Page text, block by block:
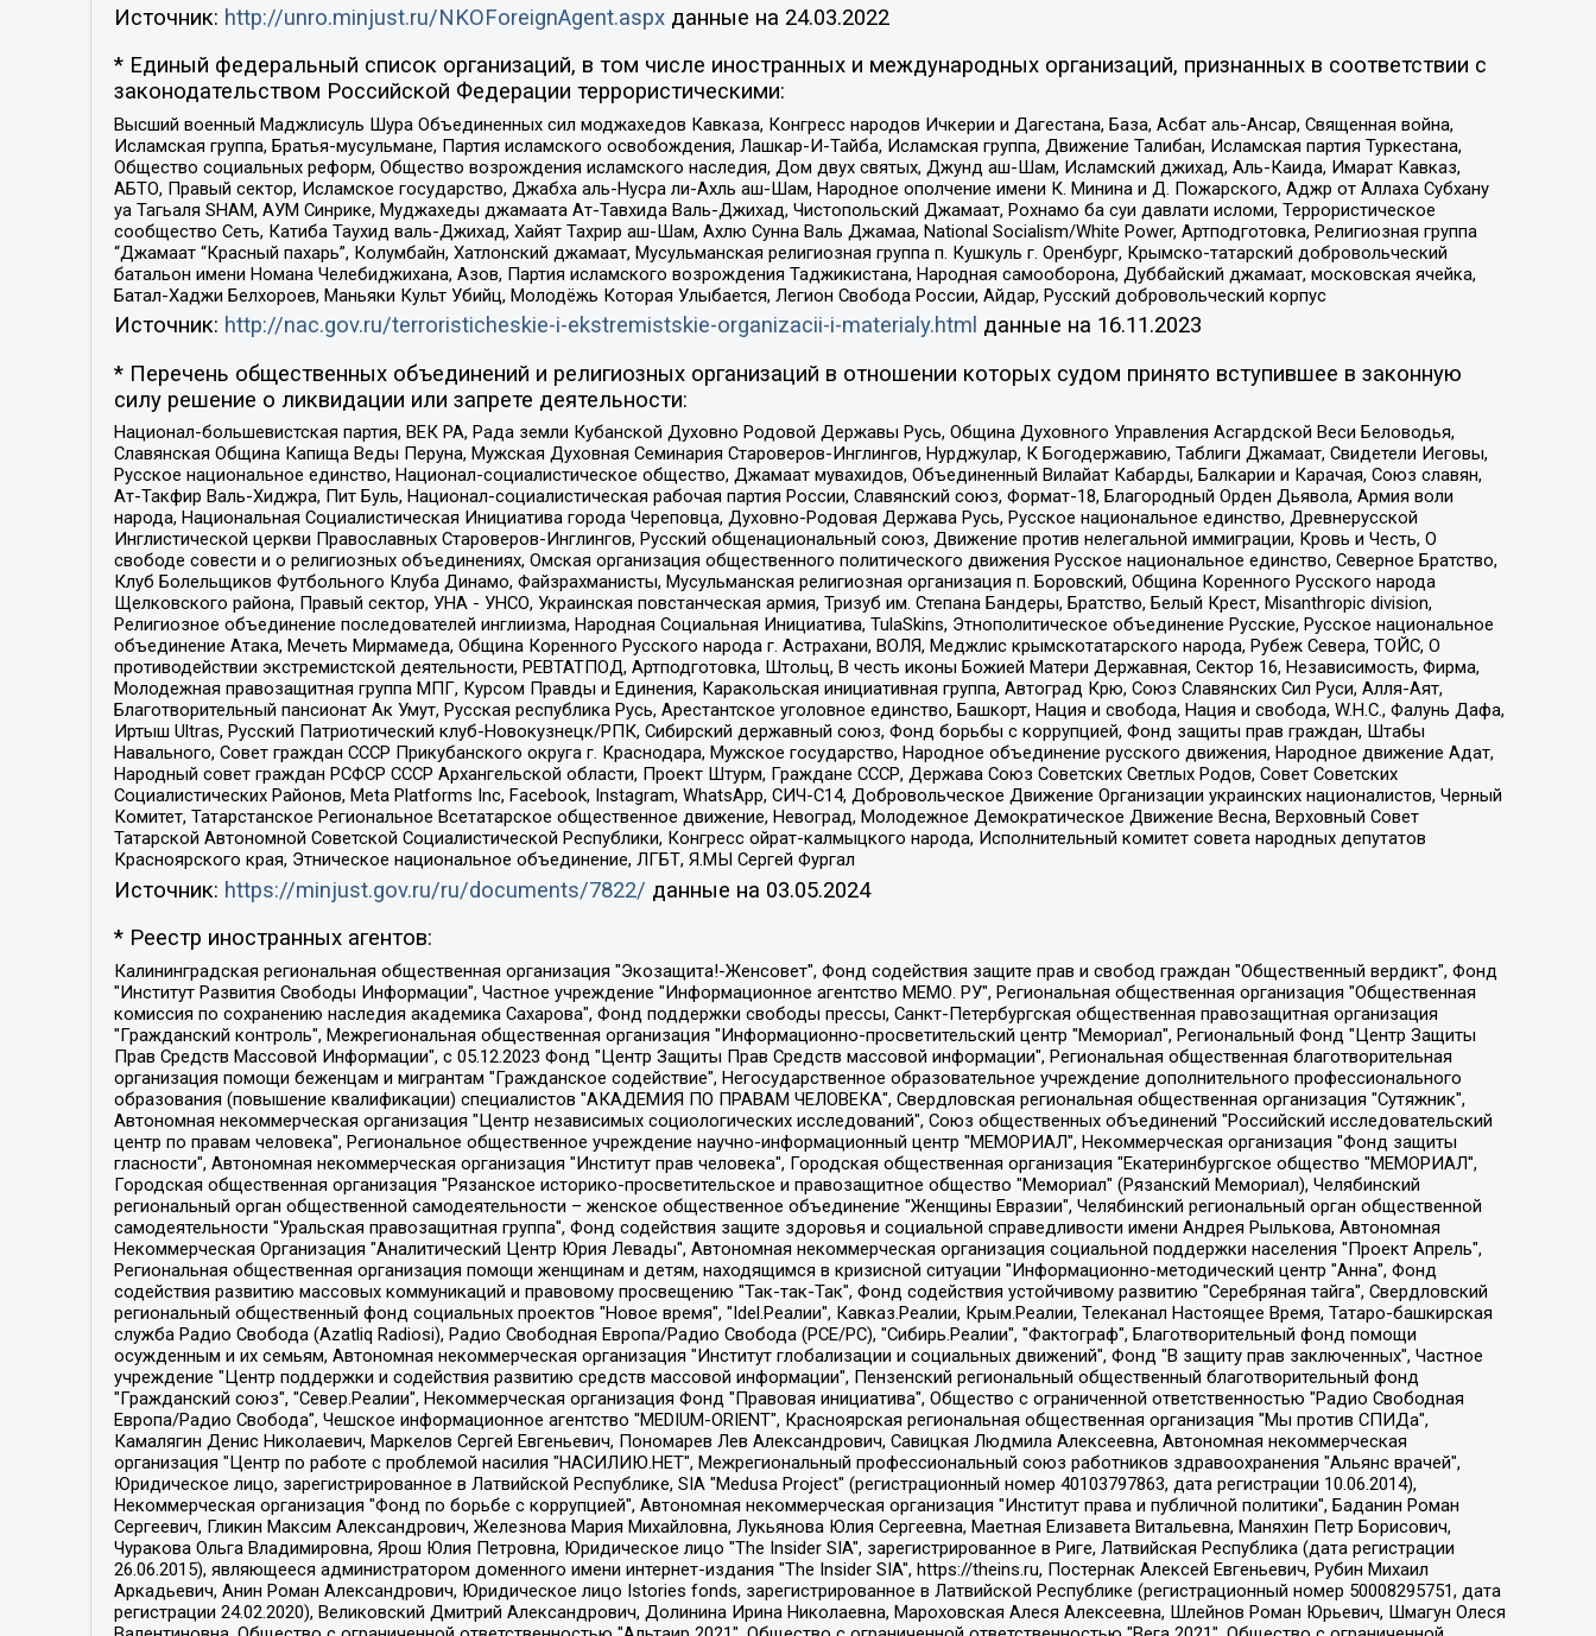
Источник: http://unro.minjust.ru/NKOForeignAgent.aspxданные на 24.03.2022
* Единый федеральный список организаций, в том числе иностранных и международных организаций, признанных в соответствии с
законодательством Российской Федерации террористическими:
Высший военный Маджлисуль Шура Объединенных сил моджахедов Кавказа, Конгресс народов Ичкерии и Дагестана, База, Асбат аль-Ансар, Священная война,
Исламская группа, Братья-мусульмане, Партия исламского освобождения, Лашкар-И-Тайба, Исламская группа, Движение Талибан, Исламская партия Туркестана,
Общество социальных реформ, Общество возрождения исламского наследия, Дом двух святых, Джунд аш-Шам, Исламский джихад, Аль-Каида, Имарат Кавказ,
АБТО, Правый сектор, Исламское государство, Джабха аль-Нусра ли-Ахль аш-Шам, Народное ополчение имени К. Минина и Д. Пожарского, Аджр от Аллаха Субхану
уа Тагьаля SHAM, АУМ Синрике, Муджахеды джамаата Ат-Тавхида Валь-Джихад, Чистопольский Джамаат, Рохнамо ба суи давлати исломи, Террористическое
сообщество Сеть, Катиба Таухид валь-Джихад, Хайят Тахрир аш-Шам, Ахлю Сунна Валь Джамаа, National Socialism/White Power, Артподготовка, Религиозная группа
“Джамаат “Красный пахарь”, Колумбайн, Хатлонский джамаат, Мусульманская религиозная группа п. Кушкуль г. Оренбург, Крымско-татарский добровольческий
батальон имени Номана Челебиджихана, Азов, Партия исламского возрождения Таджикистана, Народная самооборона, Дуббайский джамаат, московская ячейка,
Батал-Хаджи Белхороев, Маньяки Культ Убийц, Молодёжь Которая Улыбается, Легион Свобода России, Айдар, Русский добровольческий корпус
Источник: http://nac.gov.ru/terroristicheskie-i-ekstremistskie-organizacii-i-materialy.html данные на 16.11.2023
* Перечень общественных объединений и религиозных организаций в отношении которых судом принято вступившее в законную
силу решение о ликвидации или запрете деятельности:
Национал-большевистская партия, ВЕК РА, Рада земли Кубанской Духовно Родовой Державы Русь, Община Духовного Управления Асгардской Веси Беловодья,
Славянская Община Капища Веды Перуна, Мужская Духовная Семинария Староверов-Инглингов, Нурджулар, К Богодержавию, Таблиги Джамаат, Свидетели Иеговы,
Русское национальное единство, Национал-социалистическое общество, Джамаат мувахидов, Объединенный Вилайат Кабарды, Балкарии и Карачая, Союз славян,
Ат-Такфир Валь-Хиджра, Пит Буль, Национал-социалистическая рабочая партия России, Славянский союз, Формат-18, Благородный Орден Дьявола, Армия воли
народа, Национальная Социалистическая Инициатива города Череповца, Духовно-Родовая Держава Русь, Русское национальное единство, Древнерусской
Инглистической церкви Православных Староверов-Инглингов, Русский общенациональный союз, Движение против нелегальной иммиграции, Кровь и Честь, О
свободе совести и о религиозных объединениях, Омская организация общественного политического движения Русское национальное единство, Северное Братство,
Клуб Болельщиков Футбольного Клуба Динамо, Файзрахманисты, Мусульманская религиозная организация п. Боровский, Община Коренного Русского народа
Щелковского района, Правый сектор, УНА - УНСО, Украинская повстанческая армия, Тризуб им. Степана Бандеры, Братство, Белый Крест, Misanthropic division,
Религиозное объединение последователей инглиизма, Народная Социальная Инициатива, TulaSkins, Этнополитическое объединение Русские, Русское национальное
объединение Атака, Мечеть Мирмамеда, Община Коренного Русского народа г. Астрахани, ВОЛЯ, Меджлис крымскотатарского народа, Рубеж Севера, ТОЙС, О
противодействии экстремистской деятельности, РЕВТАТПОД, Артподготовка, Штольц, В честь иконы Божией Матери Державная, Сектор 16, Независимость, Фирма,
Молодежная правозащитная группа МПГ, Курсом Правды и Единения, Каракольская инициативная группа, Автоград Крю, Союз Славянских Сил Руси, Алля-Аят,
Благотворительный пансионат Ак Умут, Русская республика Русь, Арестантское уголовное единство, Башкорт, Нация и свобода, Нация и свобода, W.H.С., Фалунь Дафа,
Иртыш Ultras, Русский Патриотический клуб-Новокузнецк/РПК, Сибирский державный союз, Фонд борьбы с коррупцией, Фонд защиты прав граждан, Штабы
Навального, Совет граждан СССР Прикубанского округа г. Краснодара, Мужское государство, Народное объединение русского движения, Народное движение Адат,
Народный совет граждан РСФСР СССР Архангельской области, Проект Штурм, Граждане СССР, Держава Союз Советских Светлых Родов, Совет Советских
Социалистических Районов, Meta Platforms Inc, Facebook, Instagram, WhatsApp, СИЧ-С14, Добровольческое Движение Организации украинских националистов, Черный
Комитет, Татарстанское Региональное Всетатарское общественное движение, Невоград, Молодежное Демократическое Движение Весна, Верховный Совет
Татарской Автономной Советской Социалистической Республики, Конгресс ойрат-калмыцкого народа, Исполнительный комитет совета народных депутатов
Красноярского края, Этническое национальное объединение, ЛГБТ, Я.МЫ Сергей Фургал
Источник: https://minjust.gov.ru/ru/documents/7822/ данные на 03.05.2024
* Реестр иностранных агентов:
Калининградская региональная общественная организация "Экозащита!-Женсовет", Фонд содействия защите прав и свобод граждан "Общественный вердикт", Фонд "Институт Развития Свободы Информации", Частное учреждение "Информационное агентство МЕМО. РУ", Региональная общественная организация "Общественная комиссия по сохранению наследия академика Сахарова", Фонд поддержки свободы прессы, Санкт-Петербургская общественная правозащитная организация "Гражданский контроль", Межрегиональная общественная организация "Информационно-просветительский центр "Мемориал", Региональный Фонд "Центр Защиты Прав Средств Массовой Информации", с 05.12.2023 Фонд "Центр Защиты Прав Средств массовой информации", Региональная общественная благотворительная организация помощи беженцам и мигрантам "Гражданское содействие", Негосударственное образовательное учреждение дополнительного профессионального образования (повышение квалификации) специалистов "АКАДЕМИЯ ПО ПРАВАМ ЧЕЛОВЕКА", Свердловская региональная общественная организация "Сутяжник", Автономная некоммерческая организация "Центр независимых социологических исследований", Союз общественных объединений "Российский исследовательский центр по правам человека", Региональное общественное учреждение научно-информационный центр "МЕМОРИАЛ", Некоммерческая организация "Фонд защиты гласности", Автономная некоммерческая организация "Институт прав человека", Городская общественная организация "Екатеринбургское общество "МЕМОРИАЛ", Городская общественная организация "Рязанское историко-просветительское и правозащитное общество "Мемориал" (Рязанский Мемориал), Челябинский региональный орган общественной самодеятельности – женское общественное объединение "Женщины Евразии", Челябинский региональный орган общественной самодеятельности "Уральская правозащитная группа", Фонд содействия защите здоровья и социальной справедливости имени Андрея Рылькова, Автономная Некоммерческая Организация "Аналитический Центр Юрия Левады", Автономная некоммерческая организация социальной поддержки населения "Проект Апрель", Региональная общественная организация помощи женщинам и детям, находящимся в кризисной ситуации "Информационно-методический центр "Анна", Фонд содействия развитию массовых коммуникаций и правовому просвещению "Так-так-Так", Фонд содействия устойчивому развитию "Серебряная тайга", Свердловский региональный общественный фонд социальных проектов "Новое время", "Idel.Реалии", Кавказ.Реалии, Крым.Реалии, Телеканал Настоящее Время, Татаро-башкирская служба Радио Свобода (Azatliq Radiosi), Радио Свободная Европа/Радио Свобода (PCE/PC), "Сибирь.Реалии", "Фактограф", Благотворительный фонд помощи осужденным и их семьям, Автономная некоммерческая организация "Институт глобализации и социальных движений", Фонд "В защиту прав заключенных", Частное учреждение "Центр поддержки и содействия развитию средств массовой информации", Пензенский региональный общественный благотворительный фонд "Гражданский союз", "Север.Реалии", Некоммерческая организация Фонд "Правовая инициатива", Общество с ограниченной ответственностью "Радио Свободная Европа/Радио Свобода", Чешское информационное агентство "MEDIUM-ORIENT", Красноярская региональная общественная организация "Мы против СПИДа", Камалягин Денис Николаевич, Маркелов Сергей Евгеньевич, Пономарев Лев Александрович, Савицкая Людмила Алексеевна, Автономная некоммерческая организация "Центр по работе с проблемой насилия "НАСИЛИЮ.НЕТ", Межрегиональный профессиональный союз работников здравоохранения "Альянс врачей", Юридическое лицо, зарегистрированное в Латвийской Республике, SIA "Medusa Project" (регистрационный номер 40103797863, дата регистрации 10.06.2014), Некоммерческая организация "Фонд по борьбе с коррупцией", Автономная некоммерческая организация "Институт права и публичной политики", Баданин Роман Сергеевич, Гликин Максим Александрович, Железнова Мария Михайловна, Лукьянова Юлия Сергеевна, Маетная Елизавета Витальевна, Маняхин Петр Борисович, Чуракова Ольга Владимировна, Ярош Юлия Петровна, Юридическое лицо "The Insider SIA", зарегистрированное в Риге, Латвийская Республика (дата регистрации 26.06.2015), являющееся администратором доменного имени интернет-издания "The Insider SIA", https://theins.ru, Постернак Алексей Евгеньевич, Рубин Михаил Аркадьевич, Анин Роман Александрович, Юридическое лицо Istories fonds, зарегистрированное в Латвийской Республике (регистрационный номер 50008295751, дата регистрации 24.02.2020), Великовский Дмитрий Александрович, Долинина Ирина Николаевна, Мароховская Алеся Алексеевна, Шлейнов Роман Юрьевич, Шмагун Олеся Валентиновна, Общество с ограниченной ответственностью "Альтаир 2021", Общество с ограниченной ответственностью "Вега 2021", Общество с ограниченной ответственностью "Главный редактор 2021", Общество с ограниченной ответственностью "Ромашки монолит", Важенков Артем Валерьевич, Ивановская областная общественная организация "Центр гендерных исследований", Гурман Юрий Альбертович, Медиапроект "ОВД-Инфо", Егоров Владимир Владимирович, Жилинский Владимир Александрович, Общество с ограниченной ответственностью "ЗП", Иванова София Юрьевна, Карезина Инна Павловна, Кильтау Екатерина Викторовна, Петров Алексей Викторович, Пискунов Сергей Евгеньевич, Смирнов Сергей Сергеевич, Тихонов Михаил Сергеевич, Общество с ограниченной ответственностью "ЖУРНАЛИСТ-ИНОСТРАННЫЙ АГЕНТ", Арапова Галина Юрьевна, Вольтская Татьяна Анатольевна, Американская компания "Mason G.E.S. Anonymous Foundation" (США), являющаяся владельцем интернет-издания https://mnews.world/, Компания "Stichting Bellingcat", зарегистрированная в Нидерландах (дата регистрации 11.07.2018), Захаров Андрей Вячеславович, Клепиковская Екатерина Дмитриевна, Общество с ограниченной ответственностью "МЕМО", Перл Роман Александрович, Симонов Евгений Алексеевич, Соловьева Елена Анатольевна, Сотников Даниил Владимирович, Сурначева Елизавета Дмитриевна, Автономная некоммерческая организация по защите прав человека и информированию населения "Якутия – Наше Мнение", Общество с ограниченной ответственностью "Москоу диджитал медиа", с 26.01.2023 Общество с ограниченной ответственностью "Чайка Белые сады", Ветошкина Валерия Валерьевна, Заговора Максим Александрович, Межрегиональное общественное движение "Российская ЛГБТ - сеть", Оленичев Максим Владимирович, Павлов Иван Юрьевич, Скворцова Елена Сергеевна, Общество с ограниченной ответственностью "Как бы инагент", Кочетков Игорь Викторович, Общество с ограниченной ответственностью "Честные выборы", Еланчик Олег Александрович, Общество с ограниченной ответственностью "Нобелевский призыв", Гималова Регина Эмилевна, Григорьев Андрей Валерьевич, Григорьева Алина Александровна, Ассоциация по содействию защите прав призывников, альтернативнослужащих и военнослужащих "Правозащитная группа "Гражданин.Армия.Право", Хисамова Регина Фаритовна, Автономная некоммерческая организация по реализации социально-правовых программ "Лилит", Дальневосточное общественное движение "Маяк", Санкт-Петербургская ЛГБТ-инициативная группа "Выход", Инициативная группа ЛГБТ+ "Реверс", Алексеев Андрей Викторович, Бекбулатова Таисия Львовна, Беляев Иван Михайлович, Владыкина Елена Сергеевна, Гельман Марат Александрович, Никульшина Вероника Юрьевна, Толоконникова Надежда Андреевна, Шендерович Виктор Анатольевич, Общество с ограниченной ответственностью "Данное сообщение", Общество с ограниченной ответственностью Издательский дом "Новая глава", Айнбиндер Александра Александровна, Московский комьюнити-центр для ЛГБТ+инициатив, Благотворительный фонд развития филантропии, Deutsche Welle (Германия, Kurt-Schumacher-Strasse 3, 53113 Bonn), Борзунова Мария Михайловна, Воробьев Виктор Викторович, Голубева Анна Львовна, Константинова Алла Михайловна, Малкова Ирина Владимировна, Мурадов Мурад Абдулгалимович, Осетинская Елизавета Николаевна, Понасенков Евгений Николаевич, Ганапольский Матвей Юрьевич, Киселев Евгений Алексеевич, Борухович Ирина Григорьевна, Дремин Иван Тимофеевич, Дубровский Дмитрий Викторович, Красноярская региональная общественная организация поддержки и развития альтернативных образовательных технологий и межкультурных коммуникаций "ИНТЕРРА", Маяковская Екатерина Алексеевна, Фейгин Марк Захарович, Филимонов Андрей Викторович, Дзугкоева Регина Николаевна, Доброхотов Роман Александрович, Дудь Юрий Александрович, Елкин Сергей Владимирович, Кругликов Кирилл Игоревич, Сабунаева Мария Леонидовна, Семенов Алексей Владимирович, Шаинян Карен Багратович, Шульман Екатерина Михайловна, Асафьев Артур Валерьевич, Вахштайн Виктор Семенович, Венедиктов Алексей Алексеевич, Лушникова Екатерина Евгеньевна, Волков Леонид Михайлович, Невзоров Александр Глебович, Пархоменко Сергей Борисович, Сироткин Ярослав Николаевич, Кара-Мурза Владимир Владимирович, Баранова Наталья Владимировна, Гозман Леонид Яковлевич, Кагарлицкий Борис Юльевич, Климарев Михаил Валерьевич, Милов Владимир Станиславович, Автономная некоммерческая организация Краснодарский центр современного искусства "Типография", Моргенштерн Алишер Тагирович, Соболь Любовь Эдуардовна, Общество с ограниченной ответственностью "ЛИЗА НОРМ", Каспаров Гарри Кимович, Ходорковский Михаил Борисович, Общество с ограниченной ответственностью "Апрельские тезисы", Данилович Ирина Брониславовна, Кашин Олег Владимирович, Петров Николай Владимирович, Пивоваров Алексей Владимирович, Соколов Михаил Владимирович, Цветкова Юлия Владимировна, Чичваркин Евгений Александрович, Комитет против пыток/Команда против пыток, Общество с ограниченной ответственностью "Первый научный", Общество с ограниченной ответственностью "Вертолет и ко", Белоцерковская Вероника Борисовна, Кац Максим Евгеньевич, Лазарева Татьяна Юрьевна, Шаведдинов Руслан Табризович, Яшин Илья Валерьевич, Общество с ограниченной ответственностью "Иноагент ААВ", Алешковский Дмитрий Петрович, Альбац Евгения Марковна, Быков Дмитрий Львович, Галямина Юлия Евгеньевна, Лойко Сергей Леонидович, Мартынов Кирилл Константинович, Медведев Сергей Александрович, Крашенинников Федор Геннадиевич, Гордеева Катерина Вл